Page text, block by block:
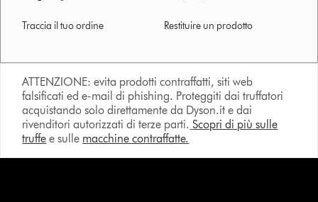
Traccia il tuo ordine Restituire un prodotto
ATTENZIONE: evita prodotti contraffatti, siti web
falsificati ed e-mail di phishing. Proteggiti dai truffatori
acquistando solo direttamente da Dyson.it e dai
rivenditori autorizzati di terze parti. Scopri di più sulle
truffe e sulle macchine contraffatte.